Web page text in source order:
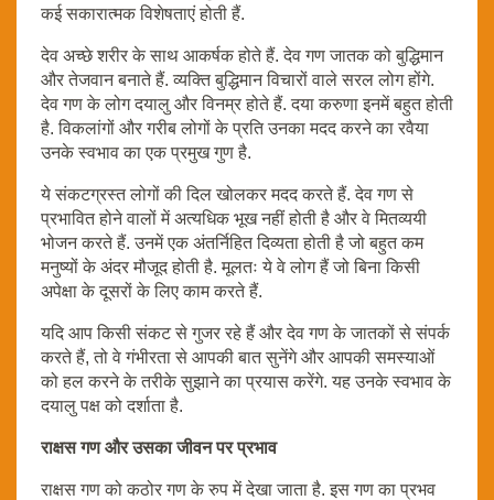
कई सकारात्मक विशेषताएं होती हैं.
देव अच्छे शरीर के साथ आकर्षक होते हैं. देव गण जातक को बुद्धिमान
और तेजवान बनाते हैं. व्यक्ति बुद्धिमान विचारों वाले सरल लोग होंगे.
देव गण के लोग दयालु और विनम्र होते हैं. दया करुणा इनमें बहुत होती
है. विकलांगों और गरीब लोगों के प्रति उनका मदद करने का रवैया
उनके स्वभाव का एक प्रमुख गुण है.
ये संकटग्रस्त लोगों की दिल खोलकर मदद करते हैं. देव गण से
प्रभावित होने वालों में अत्यधिक भूख नहीं होती है और वे मितव्ययी
भोजन करते हैं. उनमें एक अंतर्निहित दिव्यता होती है जो बहुत कम
मनुष्यों के अंदर मौजूद होती है. मूलतः ये वे लोग हैं जो बिना किसी
अपेक्षा के दूसरों के लिए काम करते हैं.
यदि आप किसी संकट से गुजर रहे हैं और देव गण के जातकों से संपर्क
करते हैं, तो वे गंभीरता से आपकी बात सुनेंगे और आपकी समस्याओं
को हल करने के तरीके सुझाने का प्रयास करेंगे. यह उनके स्वभाव के
दयालु पक्ष को दर्शाता है.
राक्षस गण और उसका जीवन पर प्रभाव
राक्षस गण को कठोर गण के रुप में देखा जाता है. इस गण का प्रभव